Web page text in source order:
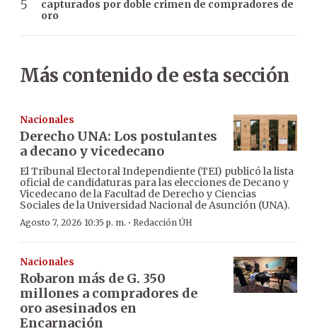
capturados por doble crimen de compradores de
oro
Más contenido de esta sección
Nacionales
Derecho UNA: Los postulantes
a decano y vicedecano
El Tribunal Electoral Independiente (TEI) publicó la lista
oficial de candidaturas para las elecciones de Decano y
Vicedecano de la Facultad de Derecho y Ciencias
Sociales de la Universidad Nacional de Asunción (UNA).
Agosto 7, 2026 10:35 p. m. · Redacción ÚH
Nacionales
Robaron más de G. 350
millones a compradores de
oro asesinados en
Encarnación